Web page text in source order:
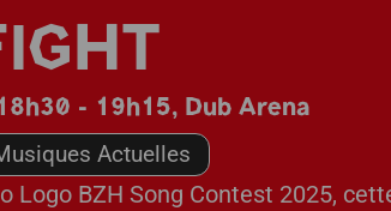
- 19h15, Dub Arena
Actuelles
Logo BZH Song Contest 2025,